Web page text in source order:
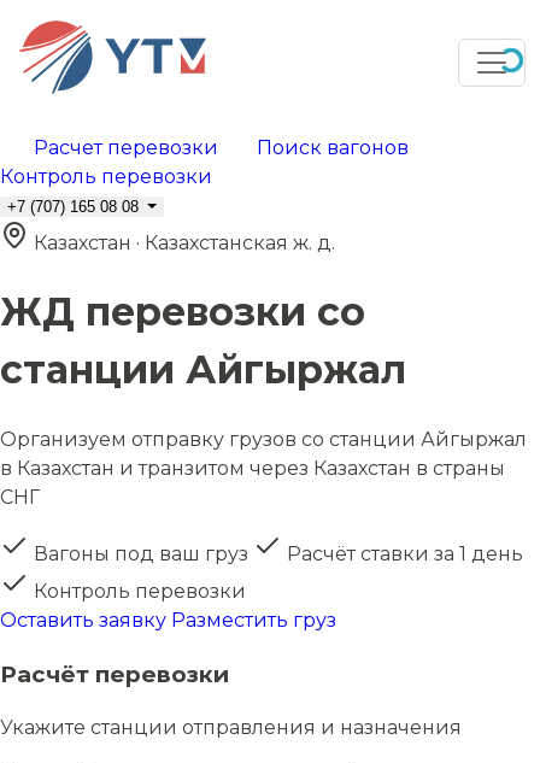
Расчет перевозки
Поиск вагонов
Контроль перевозки
+7 (707) 165 08 08
Казахстан · Казахстанская ж. д.
ЖД перевозки со
станции Айгыржал
Организуем отправку грузов со станции Айгыржал
в Казахстан и транзитом через Казахстан в страны
СНГ
Вагоны под ваш груз
Расчёт ставки за 1 день
Контроль перевозки
Оставить заявку Разместить груз
Расчёт перевозки
Укажите станции отправления и назначения